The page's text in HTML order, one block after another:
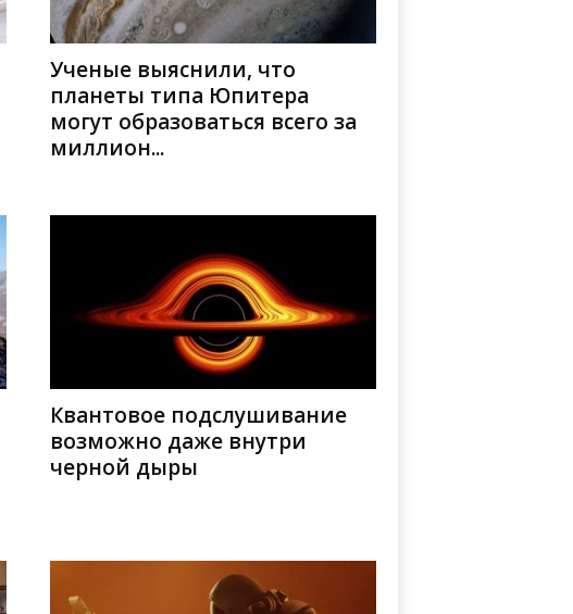
Ученые выяснили, что
планеты типа Юпитера
могут образоваться всего за
миллион...
Квантовое подслушивание
возможно даже внутри
черной дыры